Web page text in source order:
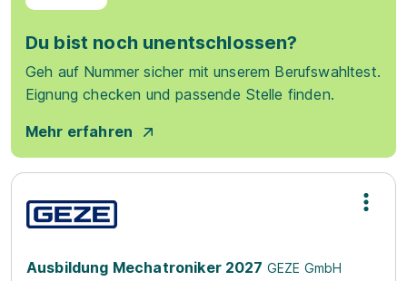
Du bist noch unentschlossen?
Geh auf Nummer sicher mit unserem Berufswahltest.
Eignung checken und passende Stelle finden.
Mehr erfahren
Ausbildung Mechatroniker 2027 GEZE GmbH